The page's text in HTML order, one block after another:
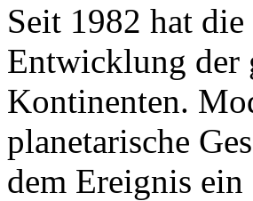
Seit 1982 hat
Entwicklung der
Kontinenten.
planetarische
dem Ereignis